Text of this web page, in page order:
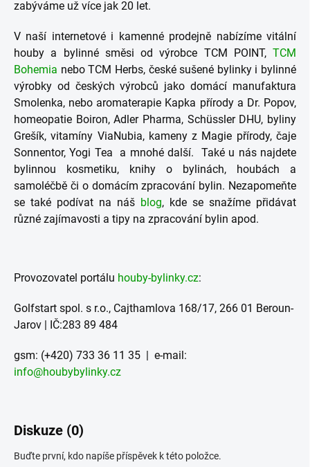
zabýváme už více jak 20 let.
V naší internetové i kamenné prodejně nabízíme vitální
houby a bylinné směsi od výrobce TCM POINT, TCM
Bohemia nebo TCM Herbs, české sušené bylinky i bylinné
výrobky od českých výrobců jako domácí manufaktura
Smolenka, nebo aromaterapie Kapka přírody a Dr. Popov,
homeopatie Boiron, Adler Pharma, Schüssler DHU, byliny
Grešík, vitamíny ViaNubia, kameny z Magie přírody, čaje
Sonnentor, Yogi Tea a mnohé další. Také u nás najdete
bylinnou kosmetiku, knihy o bylinách, houbách a
samoléčbě či o domácím zpracování bylin. Nezapomeňte
se také podívat na náš blog, kde se snažíme přidávat
různé zajímavosti a tipy na zpracování bylin apod.
Provozovatel portálu houby-bylinky.cz:
Golfstart spol. s r.o., Cajthamlova 168/17, 266 01 Beroun-
Jarov | IČ:283 89 484
gsm: (+420) 733 36 11 35 | e-mail:
info@houbybylinky.cz
Diskuze (0)
Buďte první, kdo napíše příspěvek k této položce.